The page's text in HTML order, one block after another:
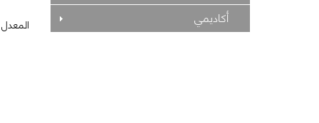
أكاديمي